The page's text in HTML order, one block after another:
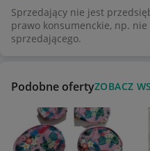
Sprzedający nie jest
prawo konsumenckie, np.
sprzedającego.
Podobne ofertyZOBACZ